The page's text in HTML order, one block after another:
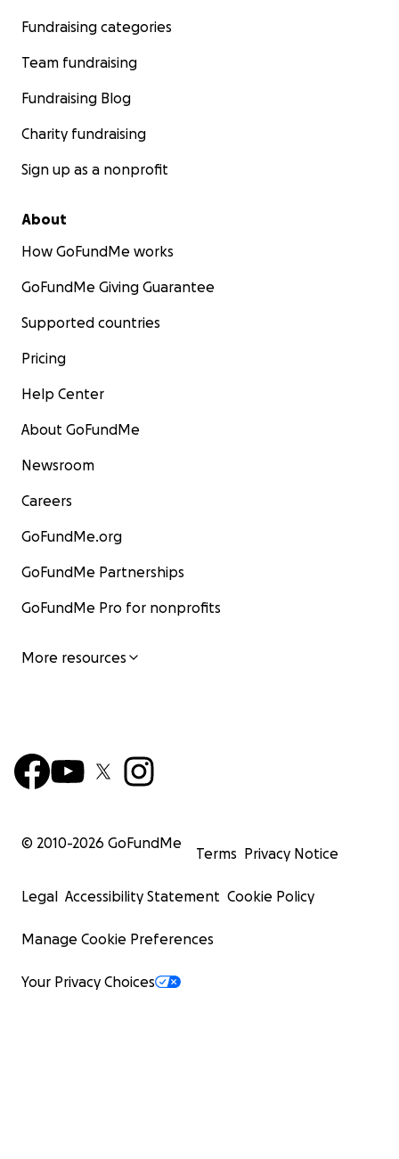
Fundraising categories
Team fundraising
Fundraising Blog
Charity fundraising
Sign up as a nonprofit
About
How GoFundMe works
GoFundMe Giving Guarantee
Supported countries
Pricing
Help Center
About GoFundMe
Newsroom
Careers
GoFundMe.org
GoFundMe Partnerships
GoFundMe Pro for nonprofits
More resources
© 2010-2026 GoFundMe
Terms Privacy Notice
Legal Accessibility Statement Cookie Policy
Manage Cookie Preferences
Your Privacy Choices